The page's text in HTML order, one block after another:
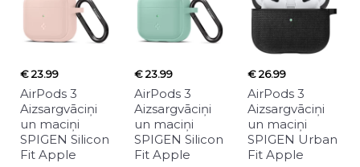
€ 23.99
AirPods 3
Aizsargvāciņi
un maciņi
SPIGEN Silicon
Fit Apple
€ 23.99
AirPods 3
Aizsargvāciņi
un maciņi
SPIGEN Silicon
Fit Apple
€ 26.99
AirPods 3
Aizsargvāciņi
un maciņi
SPIGEN Urban
Fit Apple